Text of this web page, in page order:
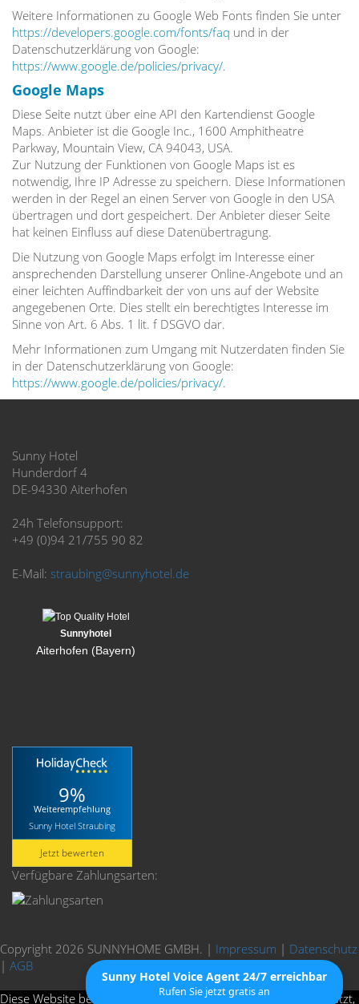
Weitere Informationen zu Google Web Fonts finden Sie unter
https://developers.google.com/fonts/faq und in der
Datenschutzerklärung von Google:
https://www.google.de/policies/privacy/.
Google Maps
Diese Seite nutzt über eine API den Kartendienst Google
Maps. Anbieter ist die Google Inc., 1600 Amphitheatre
Parkway, Mountain View, CA 94043, USA.
Zur Nutzung der Funktionen von Google Maps ist es
notwendig, Ihre IP Adresse zu speichern. Diese Informationen
werden in der Regel an einen Server von Google in den USA
übertragen und dort gespeichert. Der Anbieter dieser Seite
hat keinen Einfluss auf diese Datenübertragung.
Die Nutzung von Google Maps erfolgt im Interesse einer
ansprechenden Darstellung unserer Online-Angebote und an
einer leichten Auffindbarkeit der von uns auf der Website
angegebenen Orte. Dies stellt ein berechtigtes Interesse im
Sinne von Art. 6 Abs. 1 lit. f DSGVO dar.
Mehr Informationen zum Umgang mit Nutzerdaten finden Sie
in der Datenschutzerklärung von Google:
https://www.google.de/policies/privacy/.
Sunny Hotel
Hunderdorf 4
DE-94330 Aiterhofen
24h Telefonsupport:
+49 (0)94 21/755 90 82
E-Mail: straubing@sunnyhotel.de
Sunnyhotel
Aiterhofen (Bayern)
9%
Weiterempfehlung
Sunny Hotel Straubing
Jetzt bewerten
Verfügbare Zahlungsarten:
Copyright 2026 SUNNYHOME GMBH. | Impressum | Datenschutz
| AGB
Sunny Hotel Voice Agent 24/7 erreichbar
Rufen Sie jetzt gratis an
Diese Website benutzt Cookies. Wenn du die Website weiter nutzt,